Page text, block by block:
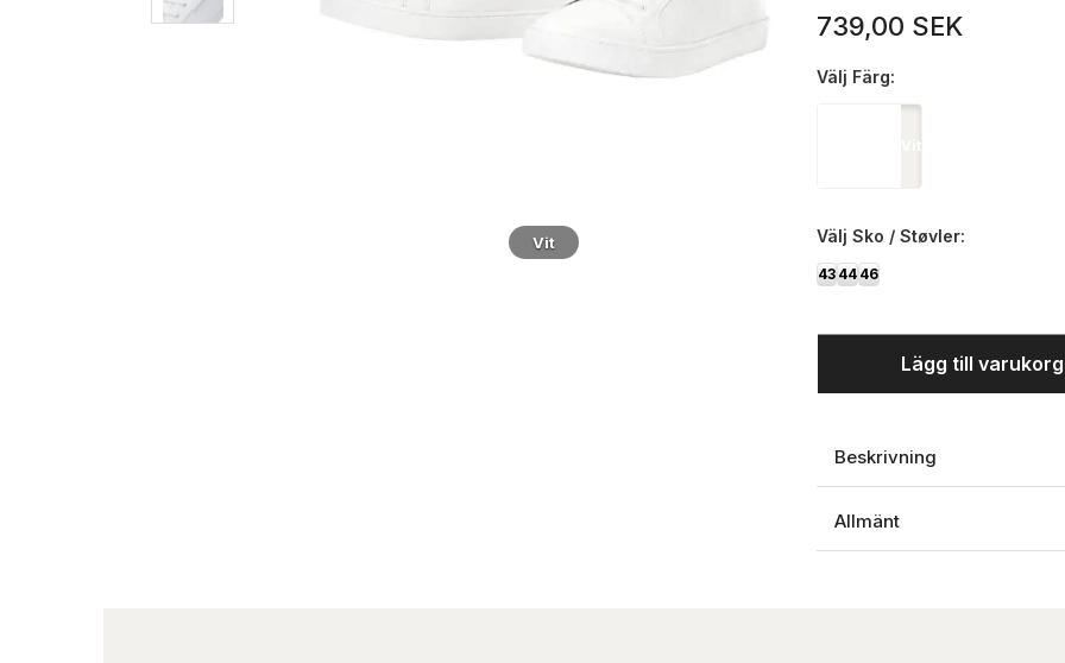
Vit
739,00 SEK
Välj Färg:
Vit
Välj Sko / Støvler:
43 44 46
Lägg till
Beskrivning
Allmänt